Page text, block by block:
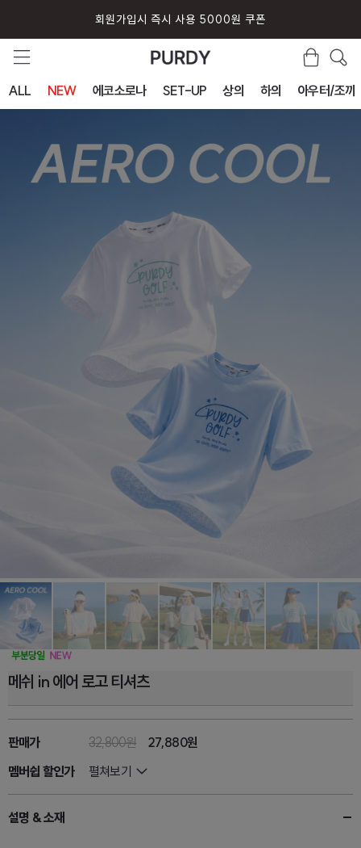
회원가입시 즉시 사용 5000원 쿠폰
ALL NEW 에코소로나 SET-UP 상의 하의 아우터/조끼
메쉬 in 에어 로고 티셔츠
판매가 32,800원 27,880원
멤버쉽 할인가
펼쳐보기
설명 & 소재